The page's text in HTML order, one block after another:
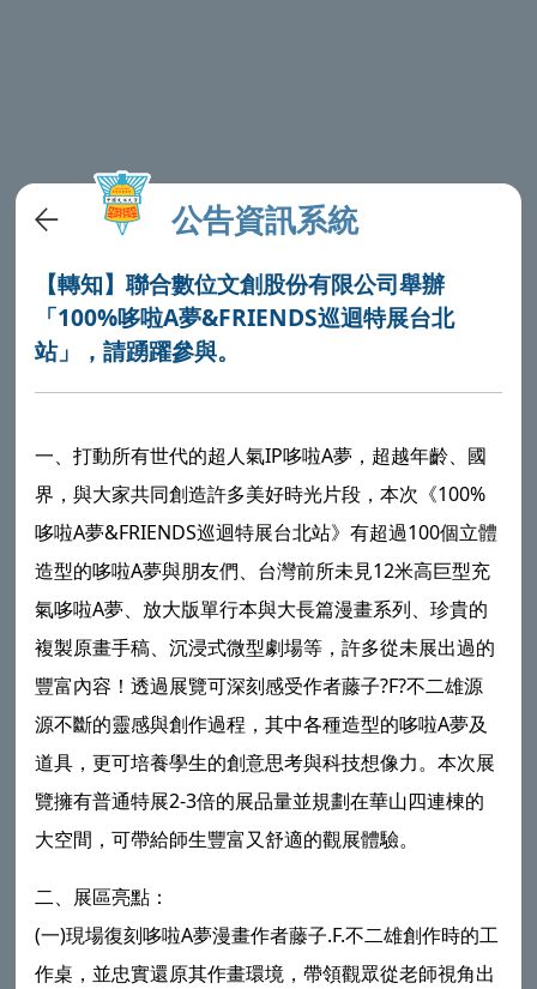
公告資訊系統
【轉知】聯合數位文創股份有限公司舉辦
「100%哆啦A夢&FRIENDS巡迴特展台北
站」，請踴躍參與。
一、打動所有世代的超人氣IP哆啦A夢，超越年齡、國
界，與大家共同創造許多美好時光片段，本次《100%
哆啦A夢&FRIENDS巡迴特展台北站》有超過100個立體
造型的哆啦A夢與朋友們、台灣前所未見12米高巨型充
氣哆啦A夢、放大版單行本與大長篇漫畫系列、珍貴的
複製原畫手稿、沉浸式微型劇場等，許多從未展出過的
豐富內容！透過展覽可深刻感受作者藤子?F?不二雄源
源不斷的靈感與創作過程，其中各種造型的哆啦A夢及
道具，更可培養學生的創意思考與科技想像力。本次展
覽擁有普通特展2-3倍的展品量並規劃在華山四連棟的
大空間，可帶給師生豐富又舒適的觀展體驗。
二、展區亮點：
(一)現場復刻哆啦A夢漫畫作者藤子.F.不二雄創作時的工
作桌，並忠實還原其作畫環境，帶領觀眾從老師視角出